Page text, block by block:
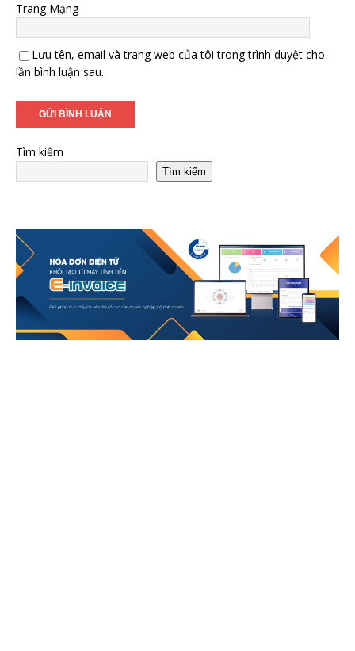
Trang Mạng
Lưu tên, email và trang web của tôi trong trình duyệt cho
lần bình luận sau.
Tìm kiếm
Tìm kiếm